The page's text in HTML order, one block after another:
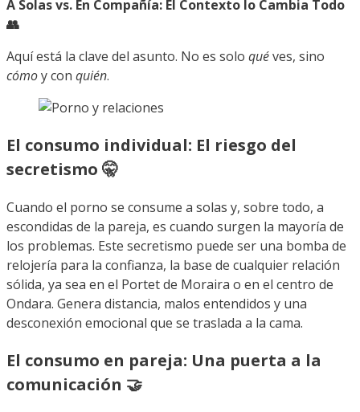
A Solas vs. En Compañía: El Contexto lo Cambia Todo
👥
Aquí está la clave del asunto. No es solo quéves, sino
cómoy con quién.
El consumo individual: El riesgo del
secretismo 🤫
Cuando el porno se consume a solas y, sobre todo, a
escondidas de la pareja, es cuando surgen la mayoría de
los problemas. Este secretismo puede ser una bomba de
relojería para la confianza, la base de cualquier relación
sólida, ya sea en el Portet de Moraira o en el centro de
Ondara. Genera distancia, malos entendidos y una
desconexión emocional que se traslada a la cama.
El consumo en pareja: Una puerta a la
comunicación 🤝